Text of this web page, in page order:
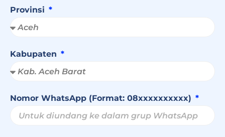
Provinsi
Kabupaten
Nomor WhatsApp (Format: 08xxxxxxxxxx)